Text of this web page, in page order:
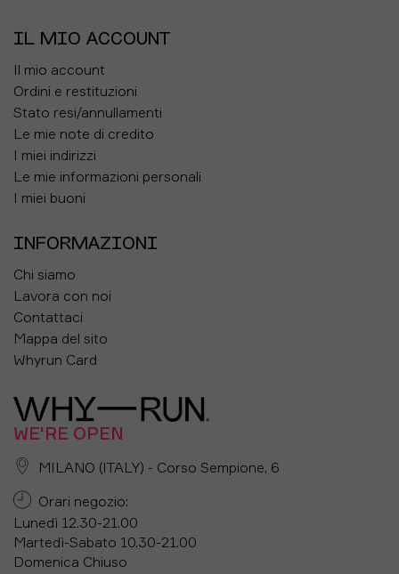
IL MIO ACCOUNT
Il mio account
Ordini e restituzioni
Stato resi/annullamenti
Le mie note di credito
I miei indirizzi
Le mie informazioni personali
I miei buoni
INFORMAZIONI
Chi siamo
Lavora con noi
Contattaci
Mappa del sito
Whyrun Card
WE'RE OPEN
MILANO (ITALY) - Corso Sempione, 6
Orari negozio:
Lunedì 12.30-21.00
Martedì-Sabato 10.30-21.00
Domenica Chiuso